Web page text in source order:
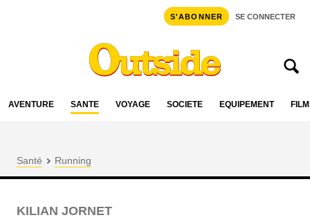
S'ABONNER SE CONNECTER
AVENTURE SANTÉ VOYAGE SOCIÉTÉ ÉQUIPEMENT
Santé Running
KILIAN JORNET